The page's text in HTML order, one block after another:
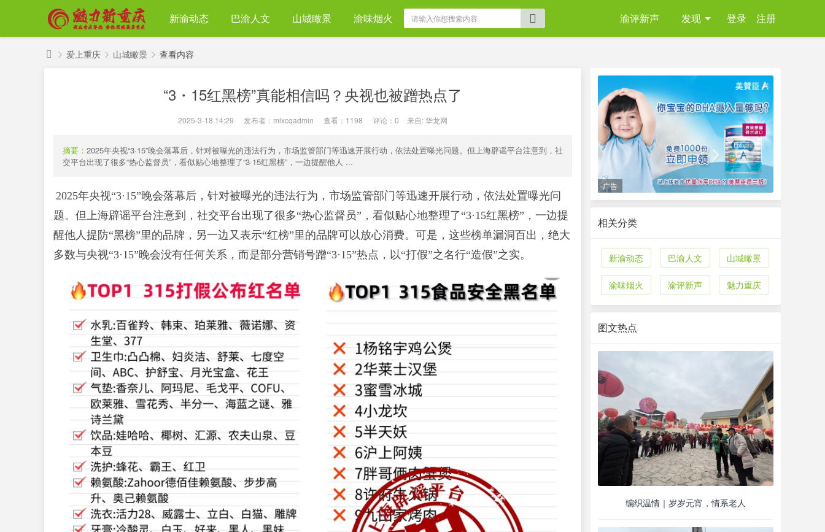
新渝动态 巴渝人文 山城瞰景 渝味烟火 渝评新声 发现 登录 注册
爱上重庆 山城瞰景 查看内容
“3・15红黑榜”真能相信吗？央视也被蹭热点了
2025-3-18 14:29 发布者： mlxcqadmin 查看： 1198 评论：0 来自:华龙网
摘要： 2025年央视“3·15”晚会落幕后，针对被曝光的违法行为，市场监管部门等迅速开展行动，依法处置曝光问题。但上海辟谣平台注意到，社
交平台出现了很多“热心监督员”，看似贴心地整理了“3·15红黑榜”，一边提醒他人 ...
2025年央视“3·15”晚会落幕后，针对被曝光的违法行为，市场监管部门等迅速开展行动，依法处置曝光问
题。但上海辟谣平台注意到，社交平台出现了很多“热心监督员”，看似贴心地整理了“3·15红黑榜”，一边提
醒他人提防“黑榜”里的品牌，另一边又表示“红榜”里的品牌可以放心消费。可是，这些榜单漏洞百出，绝大
多数与央视“3·15”晚会没有任何关系，而是部分营销号蹭“3·15”热点，以“打假”之名行“造假”之实。
广告
相关分类
新渝动态 巴渝人文 山城瞰景
渝味烟火 渝评新声 魅力重庆
图文热点
编织温情｜岁岁元宵，情系老人